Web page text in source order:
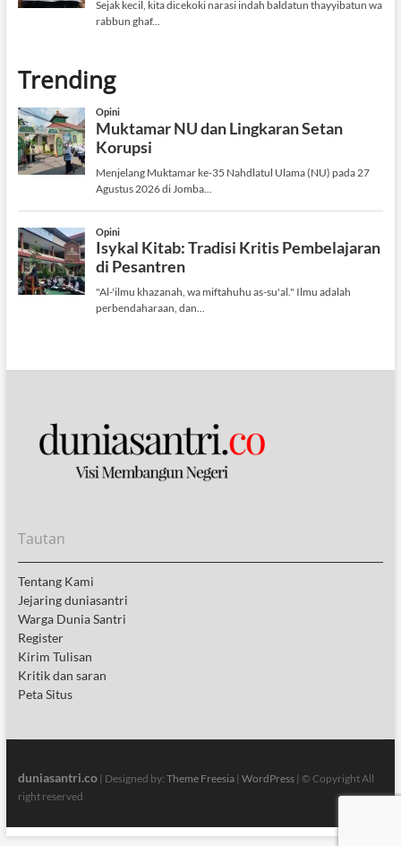
Trending
Tautan
Tentang Kami
Jejaring duniasantri
Warga Dunia Santri
Register
Kirim Tulisan
Kritik dan saran
Peta Situs
duniasantri.co| Designed by: Theme Freesia| WordPress| © Copyright All
right reserved